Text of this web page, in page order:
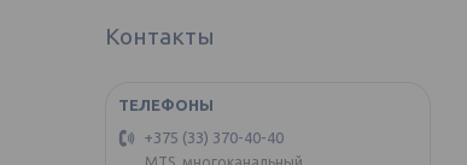
Контакты
+375 (33) 370-40-40